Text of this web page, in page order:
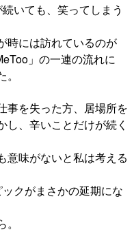
いても、笑ってしまう
時には訪れているのが
」の一連の流れに
事を失った方、居場所を
し、辛いことだけが続く
意味がないと私は考える
クがまさかの延期にな